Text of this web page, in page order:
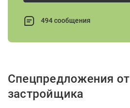
494 сообщения
Спецпредложения от
застройщика